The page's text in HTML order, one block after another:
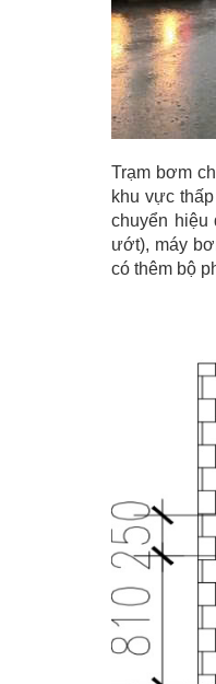
Trạm bơm
khu vực
chuyển hiệu
ướt), máy
có thêm bộ